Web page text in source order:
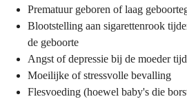
Prematuur geboren of laag
Blootstelling aan sigarettenrook
de geboorte
Angst of depressie bij de moeder
Moeilijke of stressvolle bevalling
Flesvoeding (hoewel baby's die